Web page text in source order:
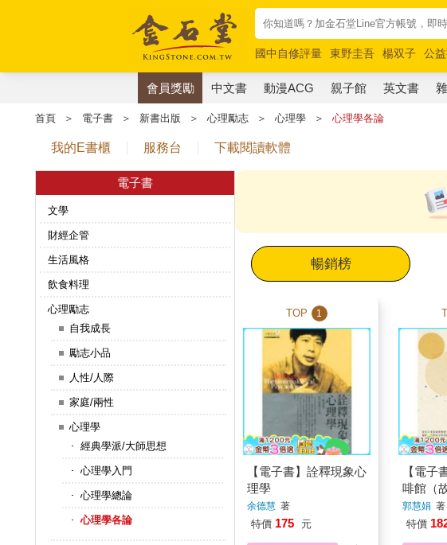
國中自修評量 東野圭吾 楊双子 公
唯紅花綻放
奧德賽 路邊攤新作 馬
會員獎勵 中文書 動漫ACG 親子館 英文書
首頁 ＞ 電子書 ＞ 新書出版 ＞ 心理勵志 ＞ 心理學 ＞ 心理學各論
我的E書櫃 服務台 下載閱讀軟體
電子書
文學
財經企管
生活風格
飲食料理
心理勵志
自我成長
勵志小品
人性/人際
家庭/兩性
心理學
經典學派/大師思想
心理學入門
心理學總論
心理學各論
暢銷榜
TOP 1
【電子書】詮釋現象心
理學
余德慧著
特價 175 元
【電子
啡館（
郭慧娟 著
特價